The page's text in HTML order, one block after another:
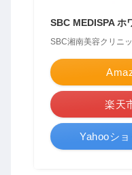
SBC MEDISPA ホ
SBC湘南美容クリニ
楽天
Yahooシ